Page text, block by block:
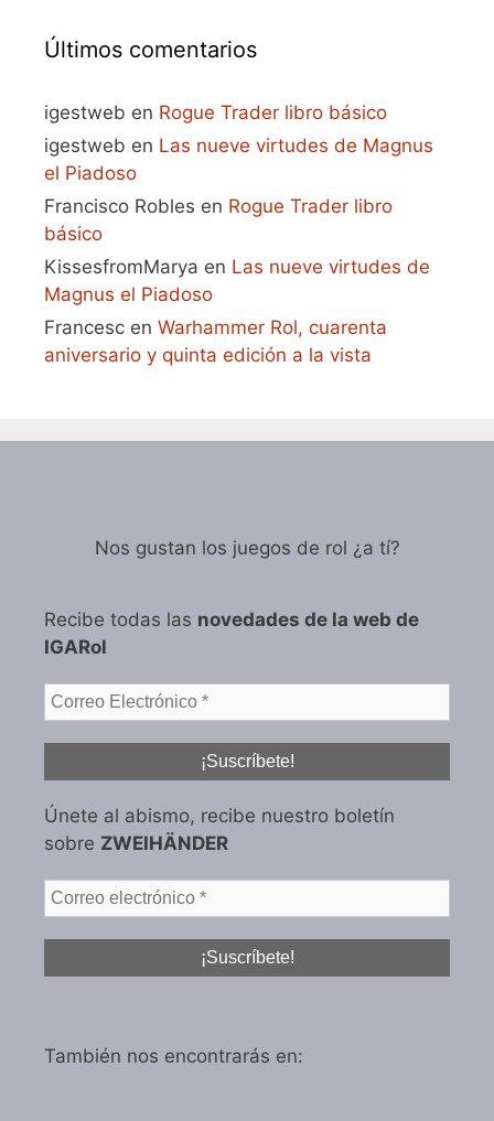
Últimos comentarios
igestweb en Rogue Trader libro básico
igestweb en Las nueve virtudes de Magnus
el Piadoso
Francisco Robles en Rogue Trader libro
básico
KissesfromMarya en Las nueve virtudes de
Magnus el Piadoso
Francesc en Warhammer Rol, cuarenta
aniversario y quinta edición a la vista
Nos gustan los juegos de rol ¿a tí?
Recibe todas las novedades de la web de
IGARol
Únete al abismo, recibe nuestro boletín
sobre ZWEIHÄNDER
También nos encontrarás en: